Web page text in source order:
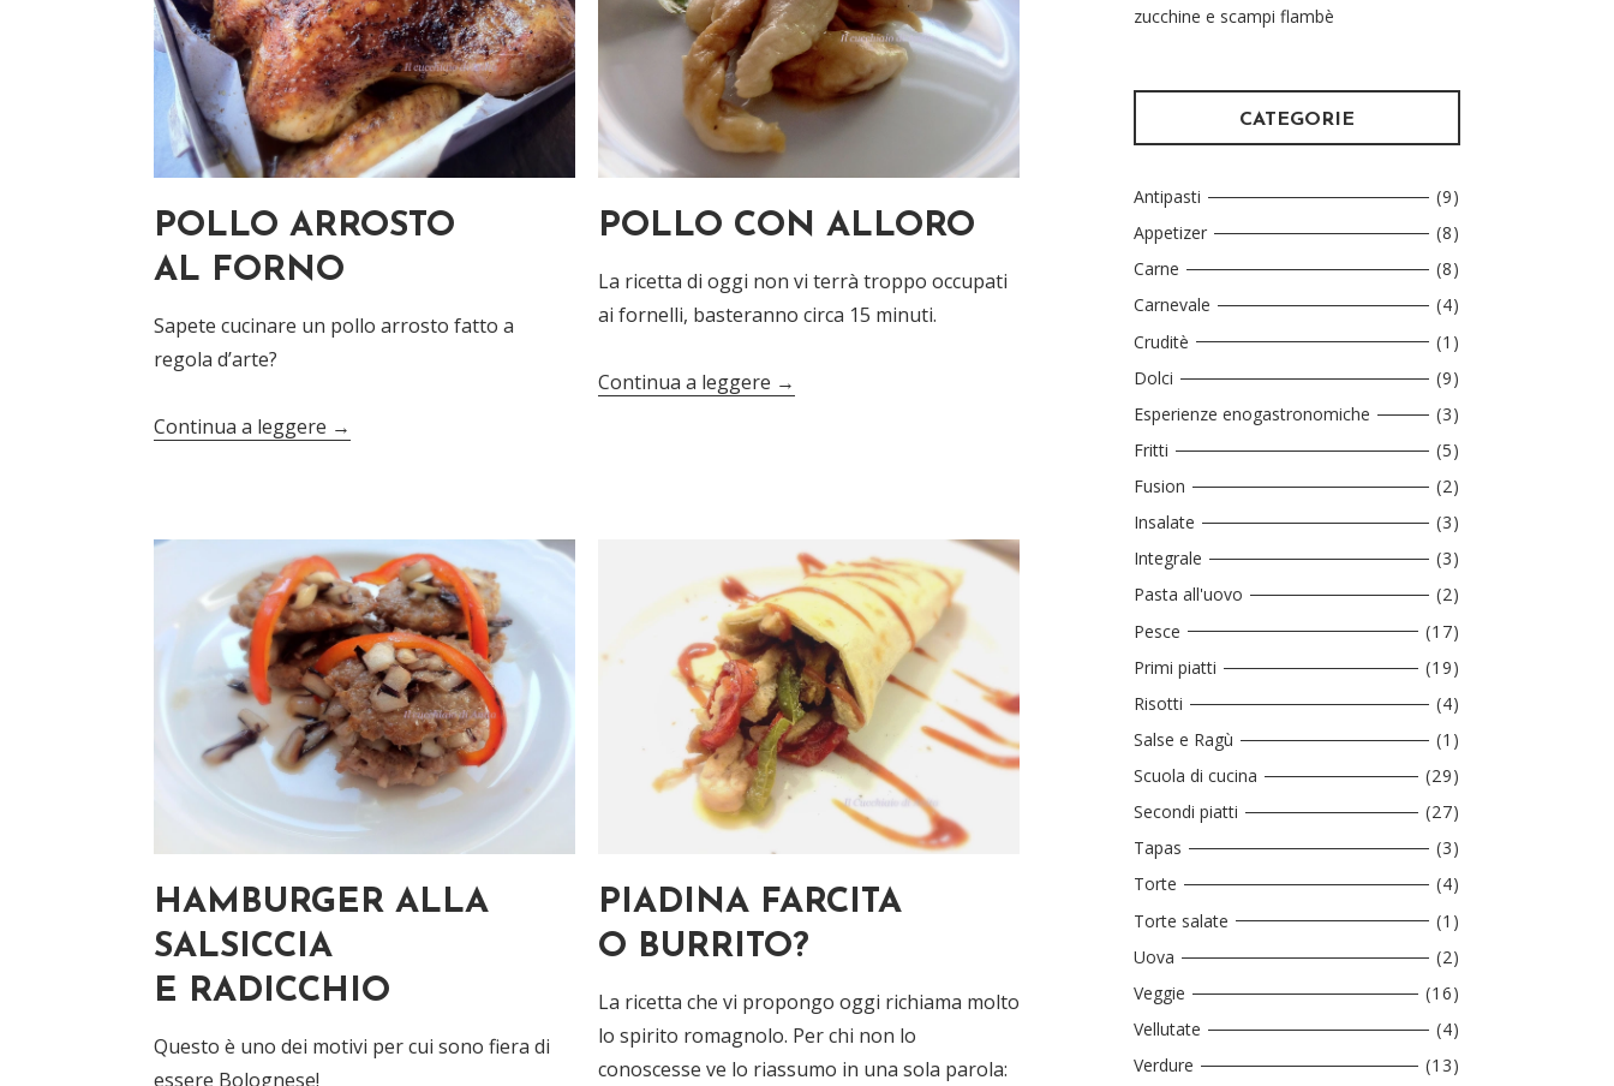
POLLO ARROSTO
AL FORNO
Sapete cucinare un pollo arrosto fatto a
regola d’arte?
Continua a leggere →
POLLO CON ALLORO
La ricetta di oggi non vi terrà troppo occupati
ai fornelli, basteranno circa 15 minuti.
Continua a leggere →
HAMBURGER ALLA
SALSICCIA
E RADICCHIO
Questo è uno dei motivi per cui sono fiera di
essere Bolognese!
PIADINA FARCITA
O BURRITO?
La ricetta che vi propongo oggi richiama molto
lo spirito romagnolo. Per chi non lo
conoscesse ve lo riassumo in una sola parola:
zucchine e scampi flambè
CATEGORIE
Antipasti
(9)
Appetizer
(8)
Carne
(8)
Carnevale
(4)
Cruditè
(1)
Dolci
(9)
Esperienze enogastronomiche
(3)
Fritti
(5)
Fusion
(2)
Insalate
(3)
Integrale
(3)
Pasta all'uovo
(2)
Pesce
(17)
Primi piatti
(19)
Risotti
(4)
Salse e Ragù
(1)
Scuola di cucina
(29)
Secondi piatti
(27)
Tapas
(3)
Torte
(4)
Torte salate
(1)
Uova
(2)
Veggie
(16)
Vellutate
(4)
Verdure
(13)